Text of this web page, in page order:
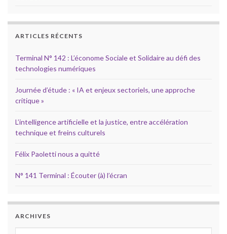
ARTICLES RÉCENTS
Terminal N° 142 : L’économe Sociale et Solidaire au défi des
technologies numériques
Journée d’étude : « IA et enjeux sectoriels, une approche
critique »
L’intelligence artificielle et la justice, entre accélération
technique et freins culturels
Félix Paoletti nous a quitté
N° 141 Terminal : Écouter (à) l’écran
ARCHIVES